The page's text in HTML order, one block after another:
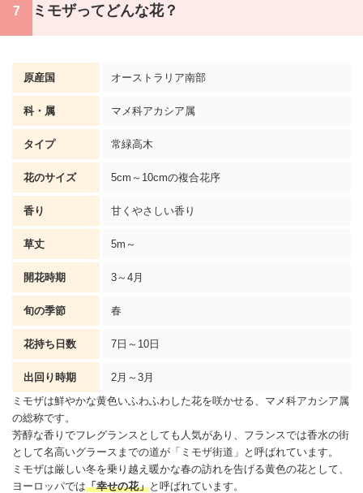
ミモザってどんな花？
原産国 オーストラリア南部
科・属 マメ科アカシア属
タイプ 常緑高木
花のサイズ 5cm～10cmの複合花序
香り 甘くやさしい香り
草丈 5m～
開花時期 3～4月
旬の季節 春
花持ち日数 7日～10日
出回り時期
2月～3月
ミモザは鮮やかな黄色いふわふわした花を咲かせる、マメ科アカシア属
の総称です。
芳醇な香りでフレグランスとしても人気があり、フランスでは香水の街
として名高いグラースまでの道が「ミモザ街道」と呼ばれています。
ミモザは厳しい冬を乗り越え暖かな春の訪れを告げる黄色の花として、
ヨーロッパでは「幸せの花」と呼ばれています。